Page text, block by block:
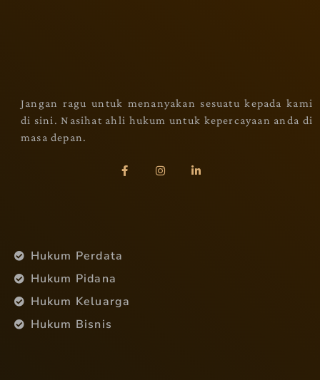
Jangan ragu untuk menanyakan sesuatu kepada kami
di sini. Nasihat ahli hukum untuk kepercayaan anda di
masa depan.
Hukum Perdata
Hukum Pidana
Hukum Keluarga
Hukum Bisnis